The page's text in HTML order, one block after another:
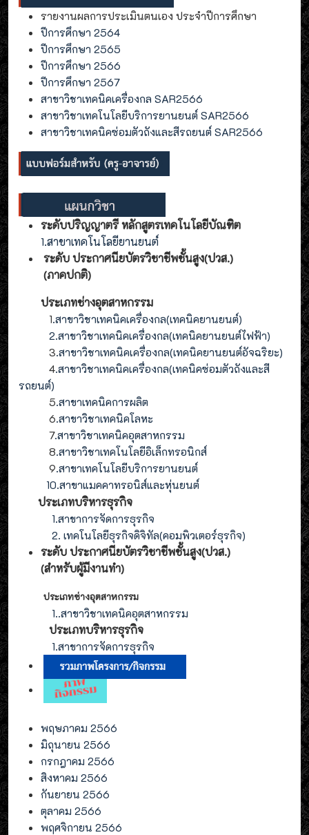
รายงานผลการประเมินตนเอง ประจำปีการศึกษา
ปีการศึกษา 2564
ปีการศึกษา 2565
ปีการศึกษา 2566
ปีการศึกษา 2567
สาขาวิชาเทคนิคเครื่องกล SAR2566
สาขาวิชาเทคโนโลยีบริการยานยนต์ SAR2566
สาขาวิชาเทคนิคซ่อมตัวถังและสีรถยนต์ SAR2566
ระดับปริญญาตรี หลักสูตรเทคโนโลยีบัณฑิต
1.สาขาเทคโนโลยียานยนต์
ระดับ ประกาศนียบัตรวิชาชีพชั้นสูง(ปวส.)
(ภาคปกติ)
ประเภทช่างอุตสาหกรรม
1.สาขาวิชาเทคนิคเครื่องกล(เทคนิคยานยนต์)
2.สาขาวิชาเทคนิคเครื่องกล(เทคนิคยานยนต์ไฟฟ้า)
3.สาขาวิชาเทคนิคเครื่องกล(เทคนิคยานยนต์อัจฉริยะ)
4.สาขาวิชาเทคนิคเครื่องกล(เทคนิคซ่อมตัวถังและสี
รถยนต์)
5.สาขาเทคนิคการผลิต
6.สาขาวิชาเทคนิคโลหะ
7.สาขาวิชาเทคนิคอุตสาหกรรม
8.สาขาวิชาเทคโนโลยีอิเล็กทรอนิกส์
9.สาขาเทคโนโลยีบริการยานยนต์
10.สาขาแมคคาทรอนิส์และหุ่นยนต์
ประเภทบริหารธุรกิจ
1.สาขาการจัดการธุรกิจ
2. เทคโนโลยีธุรกิจดิจิทัล(คอมพิวเตอร์ธุรกิจ)
ระดับ ประกาศนียบัตรวิชาชีพชั้นสูง(ปวส.)
(สำหรับผู้มีงานทำ)
ประเภทช่างอุตสาหกรรม
1..สาขาวิชาเทคนิคอุตสาหกรรม
ประเภทบริหารธุรกิจ
1.สาขาการจัดการธุรกิจ
พฤษภาคม 2566
มิถุนายน 2566
กรกฎาคม 2566
สิงหาคม 2566
กันยายน 2566
ตุลาคม 2566
พฤศจิกายน 2566